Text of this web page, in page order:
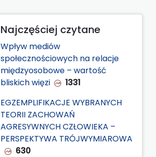
Najczęściej czytane
Wpływ mediów
społecznościowych na relacje
międzyosobowe – wartość
bliskich więzi
1331
EGZEMPLIFIKACJE WYBRANYCH
TEORII ZACHOWAŃ
AGRESYWNYCH CZŁOWIEKA –
PERSPEKTYWA TRÓJWYMIAROWA
630